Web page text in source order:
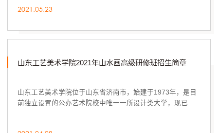
2021.05.23
山东工艺美术学院2021年山水画高级研修班招生简章
山东工艺美术学院位于山东省济南市，始建于1973年，是目
前独立设置的公办艺术院校中唯一一所设计类大学，现已形